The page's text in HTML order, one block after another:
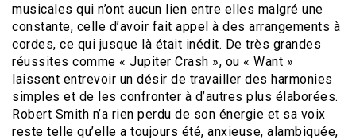
musicales qui n’ont aucun lien entre elles malgré une
constante, celle d’avoir fait appel à des arrangements à
cordes, ce qui jusque là était inédit. De très grandes
réussites comme « Jupiter Crash », ou « Want »
laissent entrevoir un désir de travailler des harmonies
simples et de les confronter à d’autres plus élaborées.
Robert Smith n’a rien perdu de son énergie et sa voix
reste telle qu’elle a toujours été, anxieuse, alambiquée,